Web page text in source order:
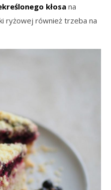
kłosana
ryżowej również trzeba na